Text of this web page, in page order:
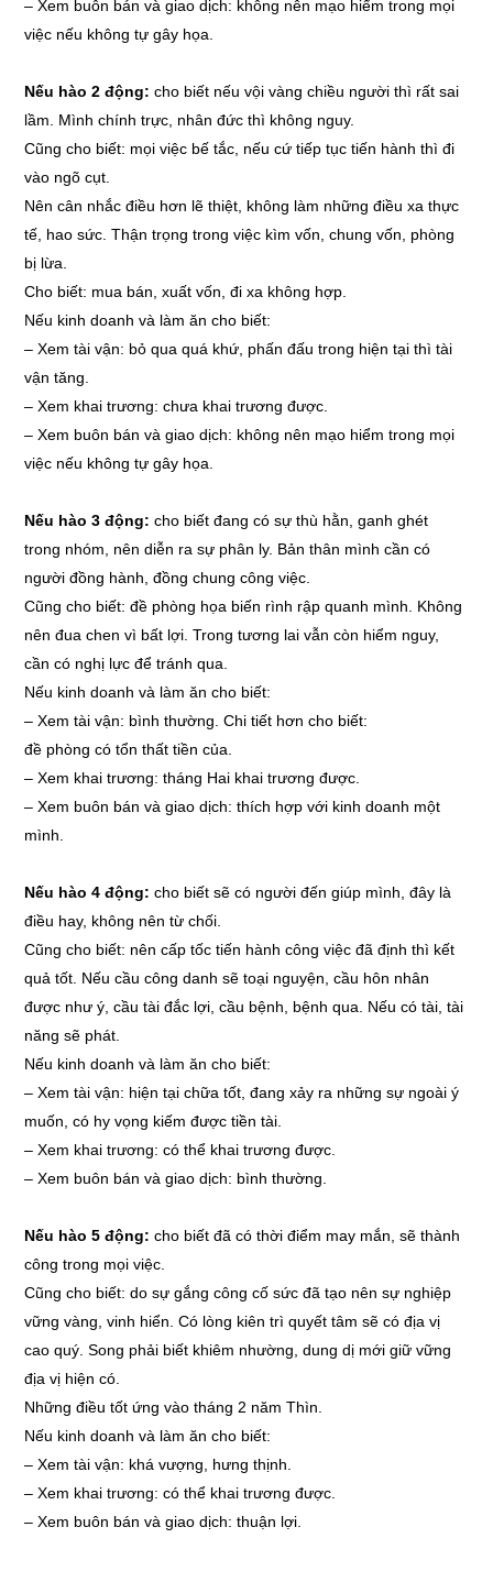
– Xem buôn bán và giao dịch: không nên mạo hiểm trong mọi
việc nếu không tự gây họa.
Nếu hào 2 động: cho biết nếu vội vàng chiều người thì rất sai
lầm. Mình chính trực, nhân đức thì không nguy.
Cũng cho biết: mọi việc bế tắc, nếu cứ tiếp tục tiến hành thì đi
vào ngõ cụt.
Nên cân nhắc điều hơn lẽ thiệt, không làm những điều xa thực
tế, hao sức. Thận trọng trong việc kìm vốn, chung vốn, phòng
bị lừa.
Cho biết: mua bán, xuất vốn, đi xa không hợp.
Nếu kinh doanh và làm ăn cho biết:
– Xem tài vận: bỏ qua quá khứ, phấn đấu trong hiện tại thì tài
vận tăng.
– Xem khai trương: chưa khai trương được.
– Xem buôn bán và giao dịch: không nên mạo hiểm trong mọi
việc nếu không tự gây họa.
Nếu hào 3 động: cho biết đang có sự thù hằn, ganh ghét
trong nhóm, nên diễn ra sự phân ly. Bản thân mình cần có
người đồng hành, đồng chung công việc.
Cũng cho biết: đề phòng họa biến rình rập quanh mình. Không
nên đua chen vì bất lợi. Trong tương lai vẫn còn hiểm nguy,
cần có nghị lực để tránh qua.
Nếu kinh doanh và làm ăn cho biết:
– Xem tài vận: bình thường. Chi tiết hơn cho biết:
đề phòng có tổn thất tiền của.
– Xem khai trương: tháng Hai khai trương được.
– Xem buôn bán và giao dịch: thích hợp với kinh doanh một
mình.
Nếu hào 4 động:cho biết sẽ có người đến giúp mình, đây là
điều hay, không nên từ chối.
Cũng cho biết: nên cấp tốc tiến hành công việc đã định thì kết
quả tốt. Nếu cầu công danh sẽ toại nguyện, cầu hôn nhân
được như ý, cầu tài đắc lợi, cầu bệnh, bệnh qua. Nếu có tài, tài
năng sẽ phát.
Nếu kinh doanh và làm ăn cho biết:
– Xem tài vận: hiện tại chữa tốt, đang xảy ra những sự ngoài ý
muốn, có hy vọng kiếm được tiền tài.
– Xem khai trương: có thể khai trương được.
– Xem buôn bán và giao dịch: bình thường.
Nếu hào 5 động:cho biết đã có thời điểm may mắn, sẽ thành
công trong mọi việc.
Cũng cho biết: do sự gắng công cố sức đã tạo nên sự nghiệp
vững vàng, vinh hiển. Có lòng kiên trì quyết tâm sẽ có địa vị
cao quý. Song phải biết khiêm nhường, dung dị mới giữ vững
địa vị hiện có.
Những điều tốt ứng vào tháng 2 năm Thìn.
Nếu kinh doanh và làm ăn cho biết:
– Xem tài vận: khá vượng, hưng thịnh.
– Xem khai trương: có thể khai trương được.
– Xem buôn bán và giao dịch: thuận lợi.